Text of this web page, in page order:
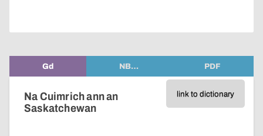
Gd NB… PDF
link to dictionary
Na Cuimrich ann an
Saskatchewan